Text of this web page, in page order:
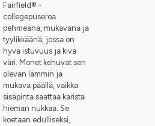
Fairfield® -
collegepuseroa
pehmeänä, mukavana ja
tyylikkäänä, jossa on
hyvä istuvuus ja kiva
väri. Monet kehuvat sen
olevan lämmin ja
mukava päällä, vaikka
sisäpinta saattaa karista
hieman nukkaa. Se
koetaan edulliseksi,